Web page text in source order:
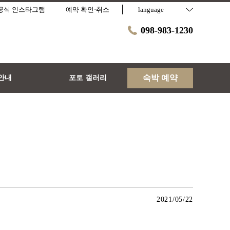
식 인스타그램 예약 확인·취소 language
098-983-1230
내 포토 갤러리 숙박 예약
2021/05/22